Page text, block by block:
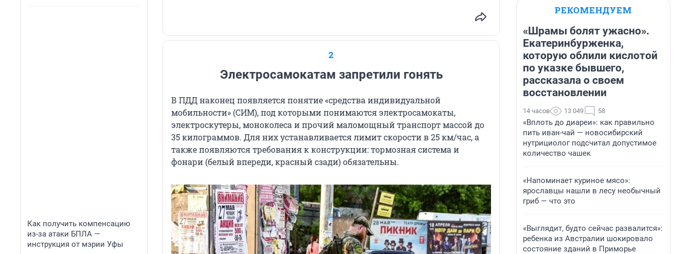
Как получить компенсацию
из-за атаки БПЛА —
инструкция от мэрии Уфы
2
Электросамокатам запретили гонять
В ПДД наконец появляется понятие «средства индивидуальной
мобильности» (СИМ), под которыми понимаются электросамокаты,
электроскутеры, моноколеса и прочий маломощный транспорт массой до
35 килограммов. Для них устанавливается лимит скорости в 25 км/час, а
также появляются требования к конструкции: тормозная система и
фонари (белый впереди, красный сзади) обязательны.
РЕКОМЕНДУЕМ
«Шрамы болят ужасно».
Екатеринбурженка,
которую облили кислотой
по указке бывшего,
рассказала о своем
восстановлении
14 часов 13 049 58
«Вплоть до диареи»: как правильно
пить иван-чай — новосибирский
нутрициолог подсчитал допустимое
количество чашек
«Напоминает куриное мясо»:
ярославцы нашли в лесу необычный
гриб — что это
«Выглядит, будто сейчас развалится»:
ребенка из Австралии шокировало
состояние зданий в Приморье